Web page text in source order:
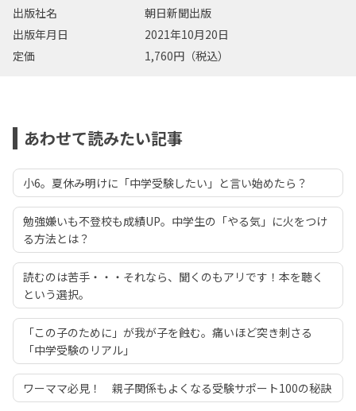
出版社名
朝日新聞出版
出版年月日
2021年10月20日
定価
1,760円（税込）
あわせて読みたい記事
小6。夏休み明けに「中学受験したい」と言い始めたら？
勉強嫌いも不登校も成績UP。中学生の「やる気」に火をつけ
る方法とは？
読むのは苦手・・・それなら、聞くのもアリです！本を聴く
という選択。
「この子のために」が我が子を蝕む。痛いほど突き刺さる
「中学受験のリアル」
ワーママ必見！ 親子関係もよくなる受験サポート100の秘訣